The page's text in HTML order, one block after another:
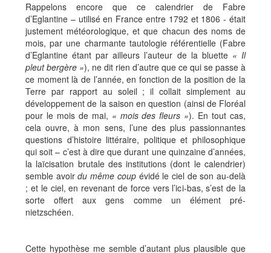
Rappelons encore que ce calendrier de Fabre
d’Eglantine – utilisé en France entre 1792 et 1806 - était
justement météorologique, et que chacun des noms de
mois, par une charmante tautologie référentielle (Fabre
d’Eglantine étant par ailleurs l’auteur de la bluette « Il
pleut bergère »), ne dit rien d’autre que ce qui se passe à
ce moment là de l’année, en fonction de la position de la
Terre par rapport au soleil ; il collait simplement au
développement de la saison en question (ainsi de Floréal
pour le mois de mai, « mois des fleurs »). En tout cas,
cela ouvre, à mon sens, l’une des plus passionnantes
questions d’histoire littéraire, politique et philosophique
qui soit – c’est à dire que durant une quinzaine d’années,
la laïcisation brutale des institutions (dont le calendrier)
semble avoirdu même coupévidé le ciel de son au-delà
; et le ciel, en revenant de force vers l’ici-bas, s’est de la
sorte offert aux gens comme un élément pré-
nietzschéen.
Cette hypothèse me semble d’autant plus plausible que